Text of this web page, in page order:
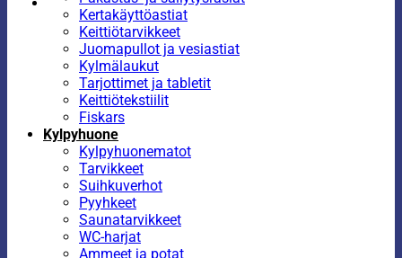
Kertakäyttöastiat
Keittiötarvikkeet
Juomapullot ja vesiastiat
Kylmälaukut
Tarjottimet ja tabletit
Keittiötekstiilit
Fiskars
Kylpyhuone
Kylpyhuonematot
Tarvikkeet
Suihkuverhot
Pyyhkeet
Saunatarvikkeet
WC-harjat
Ammeet ja potat